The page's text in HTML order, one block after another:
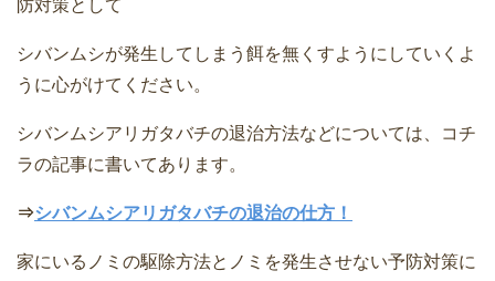
防対策として
シバンムシが発生してしまう餌を無くすようにしていくよ
うに心がけてください。
シバンムシアリガタバチの退治方法などについては、コチ
ラの記事に書いてあります。
⇒シバンムシアリガタバチの退治の仕方！
家にいるノミの駆除方法とノミを発生させない予防対策に